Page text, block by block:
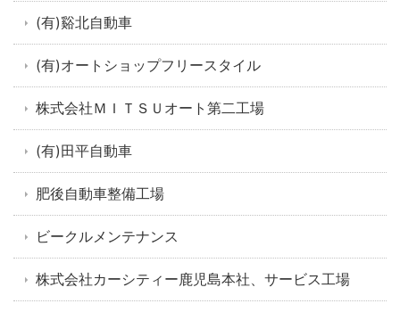
(有)谿北自動車
(有)オートショップフリースタイル
株式会社ＭＩＴＳＵオート第二工場
(有)田平自動車
肥後自動車整備工場
ビークルメンテナンス
株式会社カーシティー鹿児島本社、サービス工場